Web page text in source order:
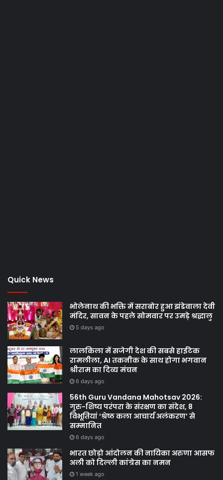
Quick News
भोलेनाथ की भक्ति में सराबोर हुआ झंडेवाला देवी
मंदिर, सावन के पहले सोमवार पर उमड़े श्रद्धालु
5 days ago
लालकिला में सजेगी देश की सबसे हाईटेक
रामलीला, AI तकनीक के साथ होगा भगवान
श्रीराम का दिव्य मंचन
6 days ago
56th Guru Vandana Mahotsav 2026:
गुरु-शिष्य परंपरा के संरक्षण का संदेश, 8
विभूतियां ‘श्रेष्ठ कला आचार्य अलंकरण’ से
सम्मानित
6 days ago
भारत छोड़ो आंदोलन की नायिका अरुणा आसफ
अली को दिल्ली कांग्रेस का नमन
1 week ago